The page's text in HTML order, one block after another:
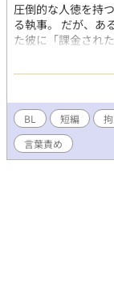
圧倒的な人徳を持
る執事。 だが、あ
た彼に「課金され
らないまま自分も
を・・・。 異世界
生してきた侯爵令
電子書籍を販売中
す。
BL 短編
言葉責め